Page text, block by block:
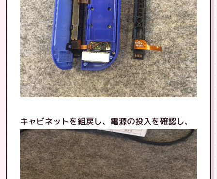
キャビネットを組戻し、電源の投入を確認し、